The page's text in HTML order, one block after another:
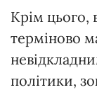
Крім цього,
терміново
політики,